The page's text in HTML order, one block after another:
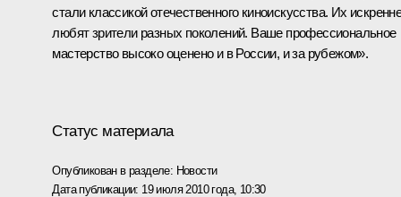
стали классикой отечественного киноискусства. Их
любят зрители разных поколений. Ваше профессиональное
мастерство высоко оценено и в России, и за рубежом».
Статус материала
Опубликован в разделе: Новости
Дата публикации: 19 июля 2010 года, 10:30